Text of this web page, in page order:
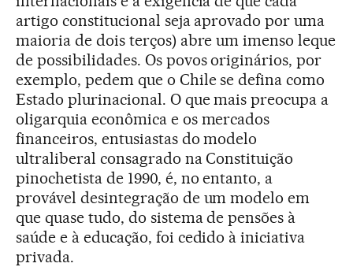
artigo constitucional seja aprovado por uma
maioria de dois terços) abre um imenso leque
de possibilidades. Os povos originários, por
exemplo, pedem que o Chile se defina como
Estado plurinacional. O que mais preocupa a
oligarquia econômica e os mercados
financeiros, entusiastas do modelo
ultraliberal consagrado na Constituição
pinochetista de 1990, é, no entanto, a
provável desintegração de um modelo em
que quase tudo, do sistema de pensões à
saúde e à educação, foi cedido à iniciativa
privada.